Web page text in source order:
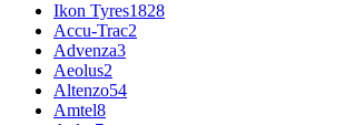
Ikon Tyres1828
Accu-Trac2
Advenza3
Aeolus2
Altenzo54
Amtel8